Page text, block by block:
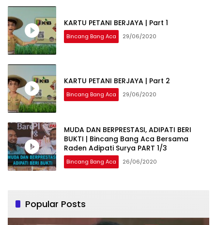
KARTU PETANI BERJAYA | Part 1
Bincang Bang Aca 29/06/2020
KARTU PETANI BERJAYA | Part 2
Bincang Bang Aca 29/06/2020
MUDA DAN BERPRESTASI, ADIPATI BERI
BUKTI | Bincang Bang Aca Bersama
Raden Adipati Surya PART 1/3
Bincang Bang Aca 26/06/2020
Popular Posts